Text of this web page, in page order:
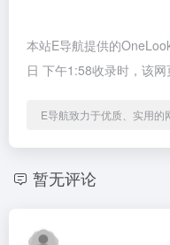
本站E导航提供的
日 下午1:58收录时，该
E导航致力于优质、实用的
暂无评论